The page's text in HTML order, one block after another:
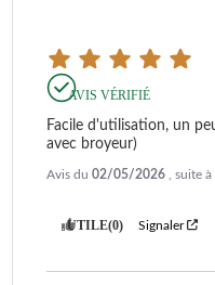
AVIS VÉRIFIÉ
Facile d'utilisation, un
avec broyeur)
Avis du 02/05/2026 , suite
UTILE(0) Signaler